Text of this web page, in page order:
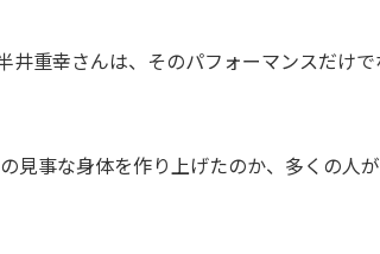
重幸さんは、そのパフォーマンスだけで
見事な身体を作り上げたのか、多くの人